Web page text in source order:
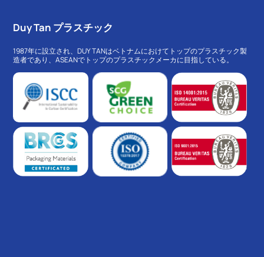
Duy Tan プラスチック
1987年に設立され、DUY TANはベトナムにおけてトップのプラスチック製
造者であり、ASEANでトップのプラスチックメーカに目指している。